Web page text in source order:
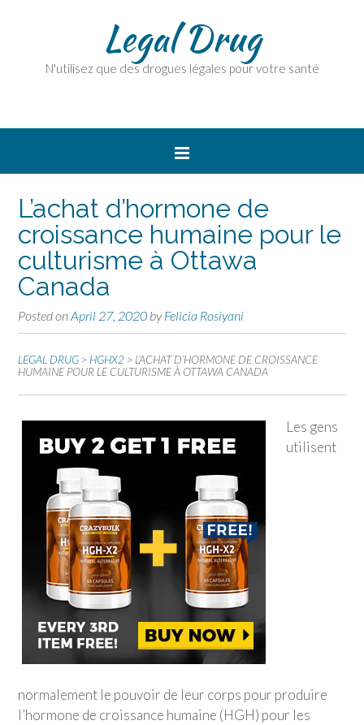
Legal Drug
N'utilisez que des drogues légales pour votre santé
L’achat d’hormone de
croissance humaine pour le
culturisme à Ottawa
Canada
Posted onApril 27, 2020 byFelicia Rosiyani
LEGAL DRUG > HGHX2 > L’ACHAT D’HORMONE DE CROISSANCE
HUMAINE POUR LE CULTURISME À OTTAWA CANADA
Les gens
utilisent
normalement le pouvoir de leur corps pour produire
l’hormone de croissance humaine (HGH) pour les